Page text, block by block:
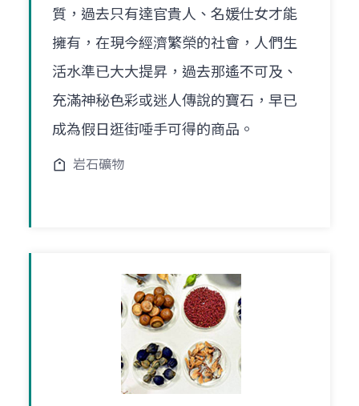
質，過去只有達官貴人、名媛仕女才能
擁有，在現今經濟繁榮的社會，人們生
活水準已大大提昇，過去那遙不可及、
充滿神秘色彩或迷人傳說的寶石，早已
成為假日逛街唾手可得的商品。
岩石礦物